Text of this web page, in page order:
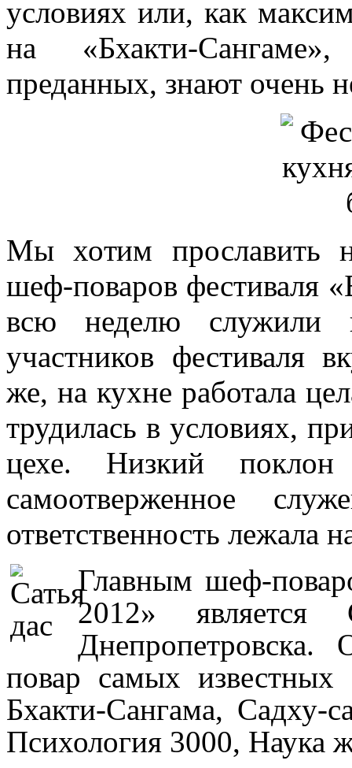
условиях или, как
на «Бхакти-
преданных, знают очень
Мы хотим прославить
шеф-поваров фестиваля
всю неделю служили
участников фестиваля
же, на кухне работала
трудилась в условиях,
цехе. Низкий
самоотверженное
ответственность лежала
Главным шеф-
2012»
повар самых
Бхакти-Сангама, Садху-
Психология 3000, Наука